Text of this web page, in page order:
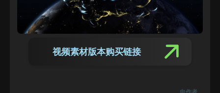
视频素材版本购买链接